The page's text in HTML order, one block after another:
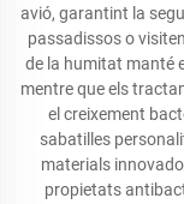
avió, garantint la
passadissos o
de la humitat manté
mentre que els
el creixement
sabatilles
materials
propietats